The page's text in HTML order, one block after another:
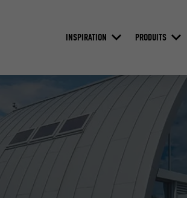
INSPIRATION PRODUITS